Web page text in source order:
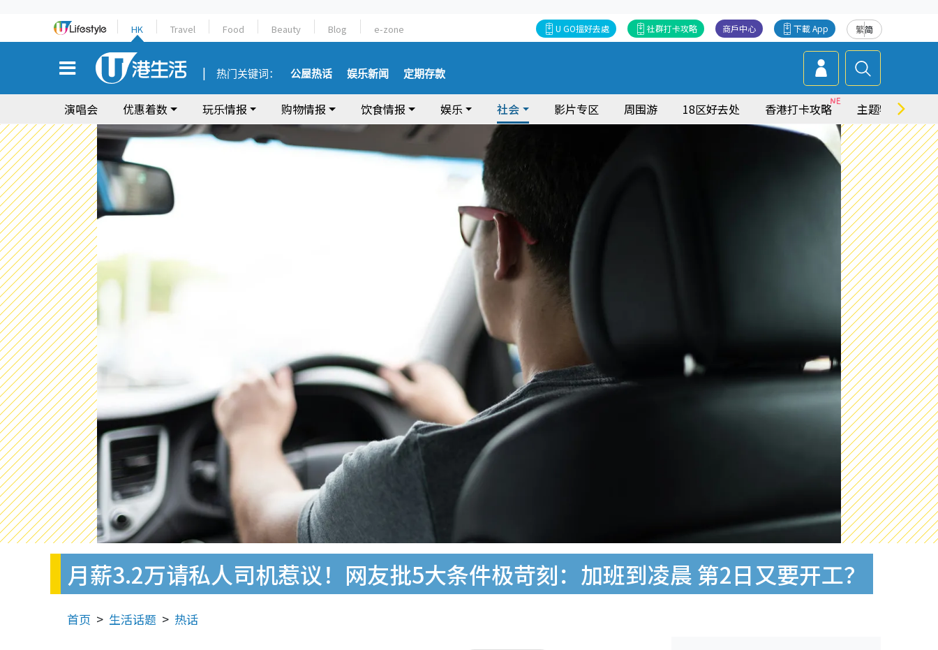
HK Travel Food Beauty Blog e-zone 繁简
下載 App
商戶中心
社群打卡攻略
U GO搵好去處
热门关键词： 公屋热话 娱乐新闻 定期存款
演唱会 优惠着数 玩乐情报 购物情报 饮食情报 娱乐 社会 影片专区 周围游 18区好去处 香港打卡攻略 主题特集
月薪3.2万请私人司机惹议！网友批5大条件极苛刻：加班到凌晨 第2日又要开工？
首页 生活话题 热话